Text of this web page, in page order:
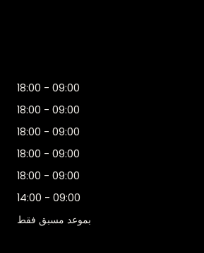
09:00 - 18:00
09:00 - 18:00
09:00 - 18:00
09:00 - 18:00
09:00 - 18:00
09:00 - 14:00
بموعد مسبق فقط